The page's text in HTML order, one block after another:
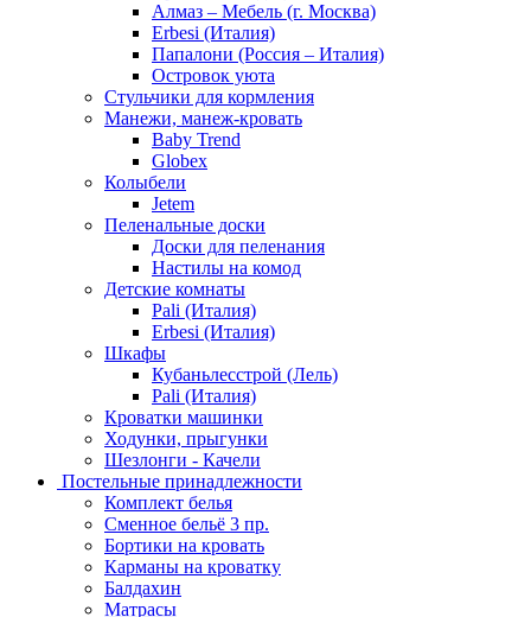
Алмаз – Мебель (г. Москва)
Erbesi (Италия)
Папалони (Россия – Италия)
Островок уюта
Стульчики для кормления
Манежи, манеж-кровать
Baby Trend
Globex
Колыбели
Jetem
Пеленальные доски
Доски для пеленания
Настилы на комод
Детские комнаты
Pali (Италия)
Erbesi (Италия)
Шкафы
Кубаньлесстрой (Лель)
Pali (Италия)
Кроватки машинки
Ходунки, прыгунки
Шезлонги - Качели
Постельные принадлежности
Комплект белья
Сменное бельё 3 пр.
Бортики на кровать
Карманы на кроватку
Балдахин
Матрасы